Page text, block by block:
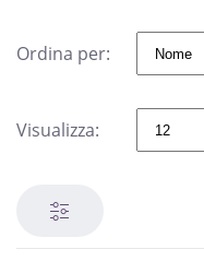
Ordina per:
Visualizza: